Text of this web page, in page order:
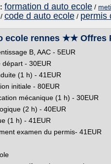
formation d auto ecole /
/ code d auto ecole / permis
ecole rennes ★★ Offres
B, AAC - 5EUR
départ - 30EUR
(1 h) - 41EUR
initiale - 80EUR
mécanique (1 h) - 30EUR
(2 h) - 40EUR
(1 h) - 41EUR
examen du permis- 41EUR